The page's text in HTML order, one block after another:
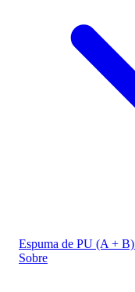
Espuma de PU (A + B)
Sobre